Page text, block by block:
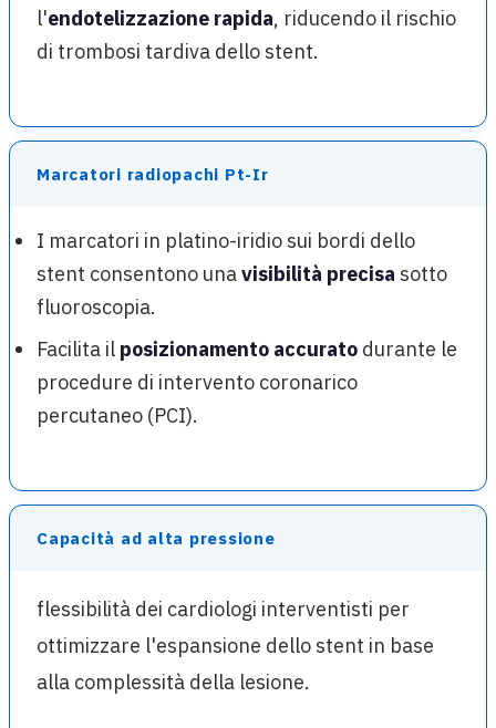
l'endotelizzazione rapida, riducendo il rischio
di trombosi tardiva dello stent.
Marcatori radiopachi Pt-Ir
I marcatori in platino-iridio sui bordi dello
stent consentono unavisibilità precisa sotto
fluoroscopia.
Facilita il posizionamento accurato durante le
procedure di intervento coronarico
percutaneo (PCI).
Capacità ad alta pressione
flessibilità dei cardiologi interventisti per
ottimizzare l'espansione dello stent in base
alla complessità della lesione.